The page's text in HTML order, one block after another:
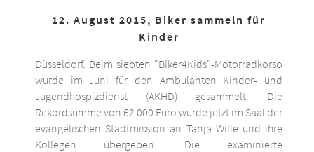
12. August 2015, Biker sammeln für
Kinder
Düsseldorf. Beim siebten "Biker4Kids"-Motorradkorso
wurde im Juni für den Ambulanten Kinder- und
Jugendhospizdienst (AKHD) gesammelt. Die
Rekordsumme von 62 000 Euro wurde jetzt im Saal der
evangelischen Stadtmission an Tanja Wille und ihre
Kollegen übergeben. Die examinierte